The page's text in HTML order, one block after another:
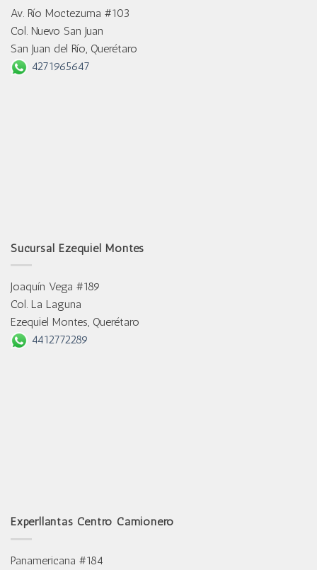
Av. Río Moctezuma #103
Col. Nuevo San Juan
San Juan del Río, Querétaro
4271965647
Sucursal Ezequiel Montes
Joaquín Vega #189
Col. La Laguna
Ezequiel Montes, Querétaro
4412772289
Experllantas Centro Camionero
Panamericana #184